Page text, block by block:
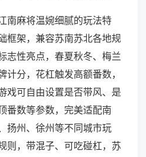
南麻将温婉细腻的玩法特
框架，兼容苏南苏北各地规
志性亮点，春夏秋冬、梅兰
分，花杠触发高额番数，
戏可自由设置是否带风、是
番数等参数，完美适配南
扬州、徐州等不同城市玩
则，带混子、可吃碰杠，苏